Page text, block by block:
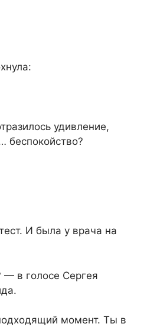
удивление,
беспокойство?
И была у врача на
в голосе Сергея
момент. Ты в